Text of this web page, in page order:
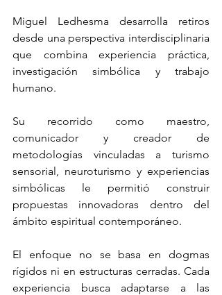
Miguel Ledhesma desarrolla retiros
desde una perspectiva interdisciplinaria
que combina experiencia práctica,
investigación simbólica y trabajo
humano.
Su recorrido como maestro,
comunicador y creador de
metodologías vinculadas a turismo
sensorial, neuroturismo y experiencias
simbólicas le permitió construir
propuestas innovadoras dentro del
ámbito espiritual contemporáneo.
El enfoque no se basa en dogmas
rígidos ni en estructuras cerradas. Cada
experiencia busca adaptarse a las